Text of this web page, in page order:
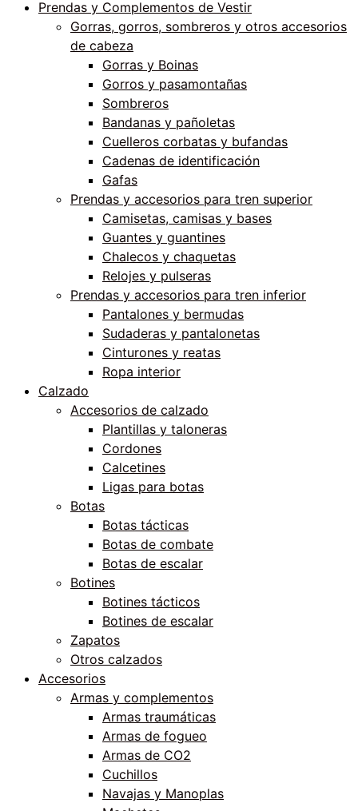
Prendas y Complementos de Vestir
Gorras, gorros, sombreros y otros accesorios
de cabeza
Gorras y Boinas
Gorros y pasamontañas
Sombreros
Bandanas y pañoletas
Cuelleros corbatas y bufandas
Cadenas de identificación
Gafas
Prendas y accesorios para tren superior
Camisetas, camisas y bases
Guantes y guantines
Chalecos y chaquetas
Relojes y pulseras
Prendas y accesorios para tren inferior
Pantalones y bermudas
Sudaderas y pantalonetas
Cinturones y reatas
Ropa interior
Calzado
Accesorios de calzado
Plantillas y taloneras
Cordones
Calcetines
Ligas para botas
Botas
Botas tácticas
Botas de combate
Botas de escalar
Botines
Botines tácticos
Botines de escalar
Zapatos
Otros calzados
Accesorios
Armas y complementos
Armas traumáticas
Armas de fogueo
Armas de CO2
Cuchillos
Navajas y Manoplas